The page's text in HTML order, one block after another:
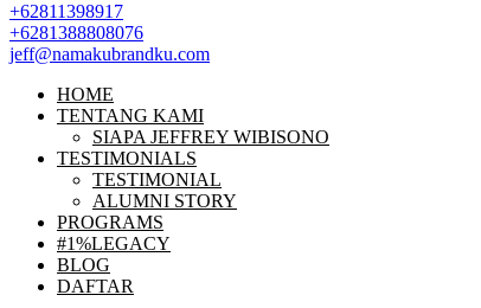
+62811398917
+6281388808076
jeff@namakubrandku.com
HOME
TENTANG KAMI
SIAPA JEFFREY WIBISONO
TESTIMONIALS
TESTIMONIAL
ALUMNI STORY
PROGRAMS
#1%LEGACY
BLOG
DAFTAR